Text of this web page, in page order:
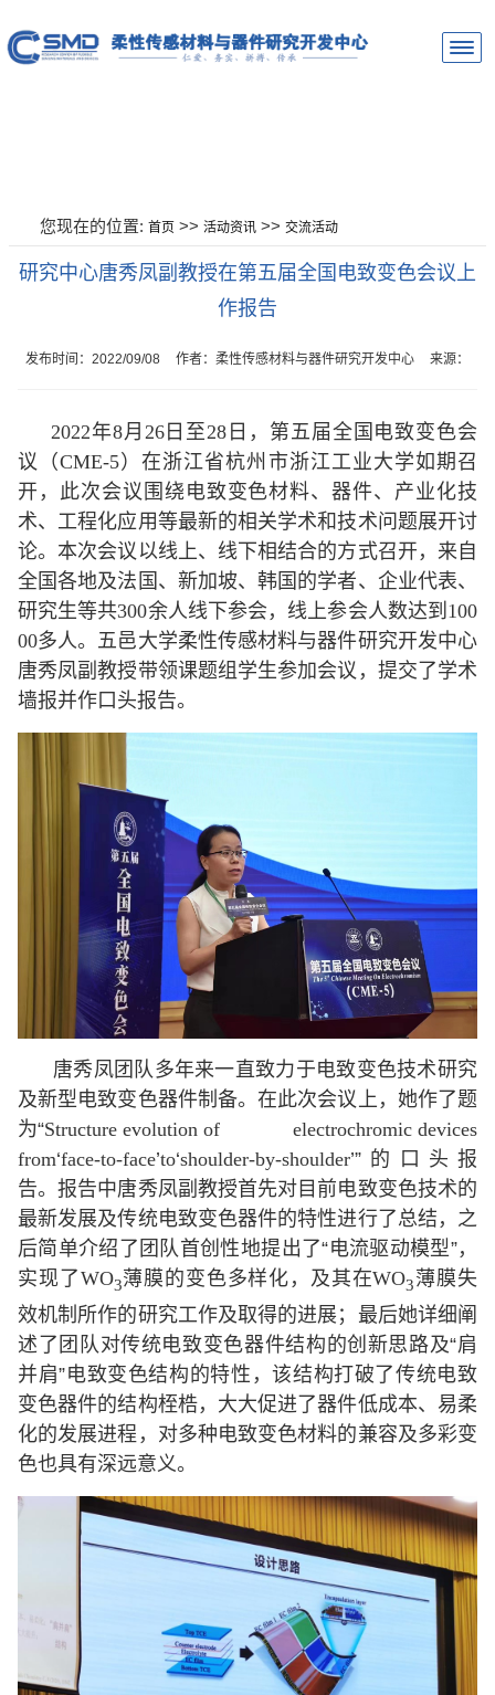
您现在的位置: 首页 >> 活动资讯 >> 交流活动
研究中心唐秀凤副教授在第五届全国电致变色会议上
作报告
发布时间：2022/09/08 作者：柔性传感材料与器件研究开发中心 来源：
2022年8月 26日至28 日，第五届全国电致变色会
议（CME-5）在浙江省杭州市浙江工业大学如期召
开，此次会议围绕电致变色材料、器件、产业化技
术、工程化应用等最新的相关学术和技术问题展开讨
论。本次会议以线上、线下相结合的方式召开，来自
全国各地及法国、新加坡、韩国的学者、企业代表、
研究生等共300余人线下参会，线上参会人数达到 100
00多人。五邑大学柔性传感材料与器件研究开发中心
唐秀凤副教授带领课题组学生参加会议，提交了学术
墙报并作口头报告。
唐秀凤团队多年来一直致力于电致变色技术研究
及新型电致变色器件制备。在此次会议上，她作了题
为“Structure evolution of electrochromic devices
from‘face-to-face’to‘shoulder-by-shoulder’”的口头报
告。报告中唐秀凤副教授首先对目前电致变色技术的
最新发展及传统电致变色器件的特性进行了总结，之
后简单介绍了团队首创性地提出了“电流驱动模型”，
实现了WO3薄膜的变色多样化，及其在WO3薄膜失
效机制所作的研究工作及取得的进展；最后她详细阐
述了团队对传统电致变色器件结构的创新思路及“肩
并肩”电致变色结构的特性，该结构打破了传统电致
变色器件的结构桎梏，大大促进了器件低成本、易柔
化的发展进程，对多种电致变色材料的兼容及多彩变
色也具有深远意义。